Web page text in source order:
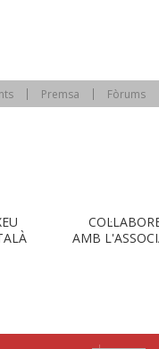
Premsa Fòrums
AMB